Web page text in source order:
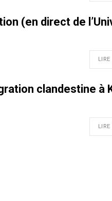
(en direct de
LIRE
clandestine à
LIRE